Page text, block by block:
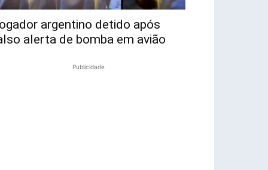
argentino detido após
alerta de bomba em avião
Publicidade